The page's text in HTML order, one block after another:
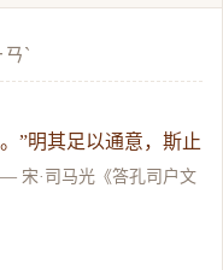
ˋ
”明其足以通意，斯止
宋·司马光《答孔司户文